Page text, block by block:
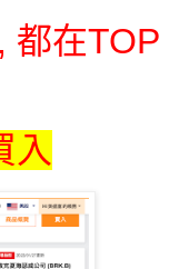
都在TOP
入